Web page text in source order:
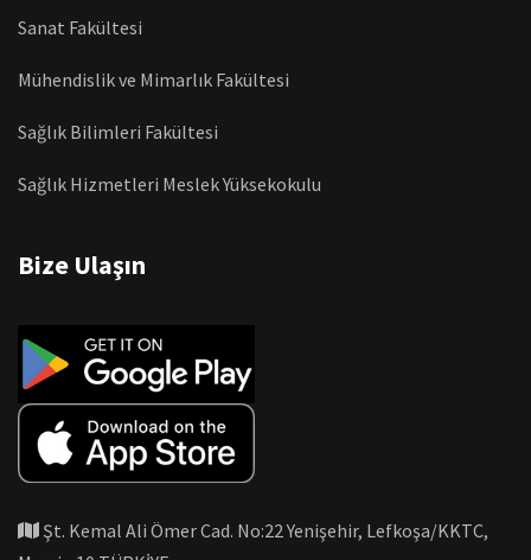
Sanat Fakültesi
Mühendislik ve Mimarlık Fakültesi
Sağlık Bilimleri Fakültesi
Sağlık Hizmetleri Meslek Yüksekokulu
Bize Ulaşın
Şt. Kemal Ali Ömer Cad. No:22 Yenişehir, Lefkoşa/KKTC,